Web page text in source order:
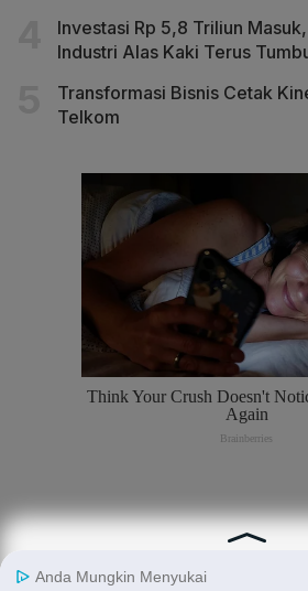
Investasi Rp 5,8 Triliun
Industri Alas Kaki Terus
Transformasi Bisnis Cetak
Telkom